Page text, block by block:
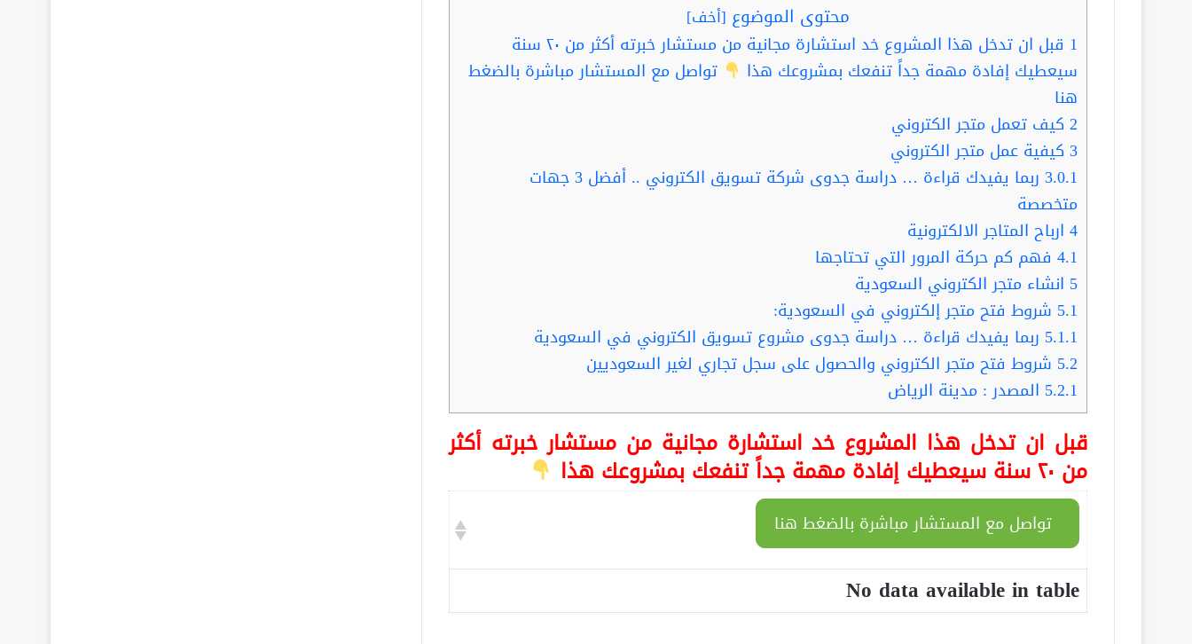
محتوى الموضوع [أخف]
1
قبل ان تدخل هذا المشروع خد استشارة مجانية من مستشار خبرته أكثر من ٢٠ سنة
سيعطيك إفادة مهمة جداً تنفعك بمشروعك هذا
تواصل مع المستشار مباشرة بالضغط
هنا
2 كيف تعمل متجر الكتروني
3 كيفية عمل متجر الكتروني
3.0.1
ربما يفيدك قراءة … دراسة جدوى شركة تسويق الكتروني .. أفضل 3 جهات
متخصصة
4 ارباح المتاجر الالكترونية
4.1 فهم كم حركة المرور التي تحتاجها
5 انشاء متجر الكتروني السعودية
5.1 شروط فتح متجر إلكتروني في السعودية:
5.1.1 ربما يفيدك قراءة … دراسة جدوى مشروع تسويق الكتروني في السعودية
5.2 شروط فتح متجر الكتروني والحصول على سجل تجاري لغير السعوديين
5.2.1 المصدر : مدينة الرياض
قبل ان تدخل هذا المشروع خد استشارة مجانية من مستشار خبرته أكثر
من ٢٠ سنة سيعطيك إفادة مهمة جداً تنفعك بمشروعك هذا
تواصل مع المستشار مباشرة بالضغط هنا
No data available in table